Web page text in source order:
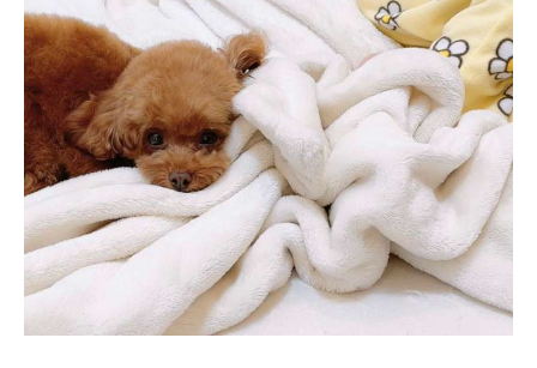
pecodogs
いぬ部をフォロー
pecocats
ねこ部をフォロー
アプリをダウンロードする